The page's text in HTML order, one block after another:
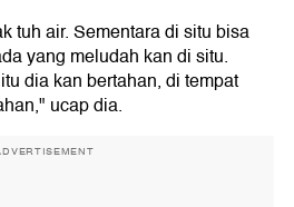
tuh air. Sementara di situ bisa
yang meludah kan di situ.
dia kan bertahan, di tempat
ucap dia.